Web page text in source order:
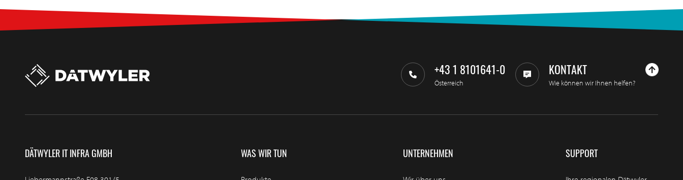
+43 1 8101641-0
Österreich
KONTAKT
Wie können wir Ihnen helfen?
DÄTWYLER IT INFRA GMBH WAS WIR TUN UNTERNEHMEN SUPPORT